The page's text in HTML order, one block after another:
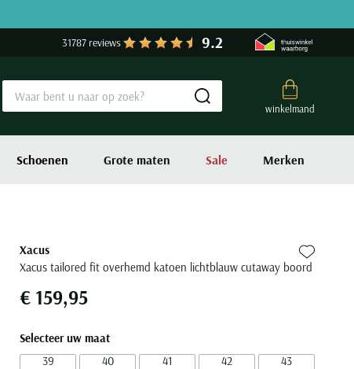
31787 reviews 9.2
winkelmand
Submit search
Schoenen Grote maten Sale Merken
Xacus
Xacus tailored fit overhemd katoen lichtblauw cutaway boordZet bij
€ 159,95
Selecteer uw maat
39
40 41 42 43